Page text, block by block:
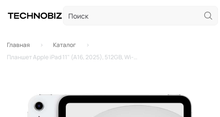
Главная
Каталог
Планшет Apple iPad 11" (A16, 2025), 512GB, Wi-Fi, Silver